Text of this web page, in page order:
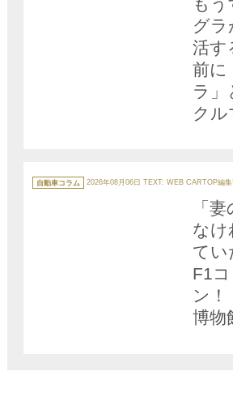
グラ
活
前に
ラ」
クル
テ
ゴ
自動車コラム 2026年08月06日 TEXT: WEB CARTOP編集
「
なけ
てい
F1
ン
博物